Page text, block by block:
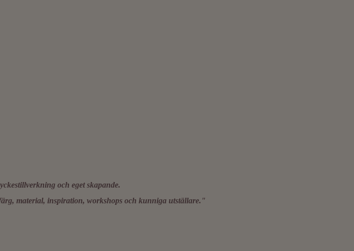
och eget skapande.
material, inspiration, workshops och kunniga utställare."